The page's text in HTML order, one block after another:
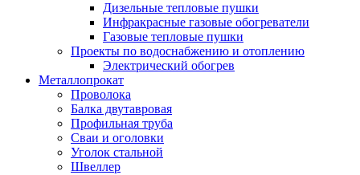
Дизельные тепловые пушки
Инфракрасные газовые обогреватели
Газовые тепловые пушки
Проекты по водоснабжению и отоплению
Электрический обогрев
Металлопрокат
Проволока
Балка двутавровая
Профильная труба
Сваи и оголовки
Уголок стальной
Швеллер